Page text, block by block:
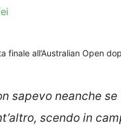
finale all’Australian Open
sapevo neanche
scendo in